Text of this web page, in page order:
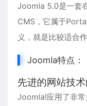
Joomla 5.0是一套
CMS，它属于
义，就是比较适合
Joomla特点：
先进的网站技
Joomla!应用了非